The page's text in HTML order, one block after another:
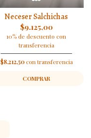
Neceser Salchichas
$9.125,00
10% de descuento con
transferencia
$8.212,50con transferencia
COMPRAR